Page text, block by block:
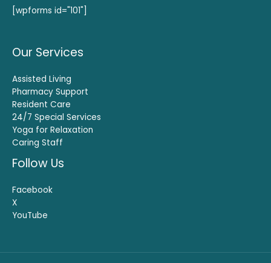
[wpforms id="101"]
Our Services
Assisted Living
Pharmacy Support
Resident Care
24/7 Special Services
Yoga for Relaxation
Caring Staff
Follow Us
Facebook
X
YouTube